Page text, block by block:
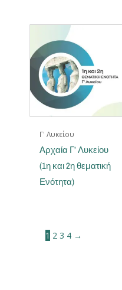
Γ' Λυκείου
Αρχαία Γ’ Λυκείου
(1η και 2η θεματική
Ενότητα)
1 2 3 4 →